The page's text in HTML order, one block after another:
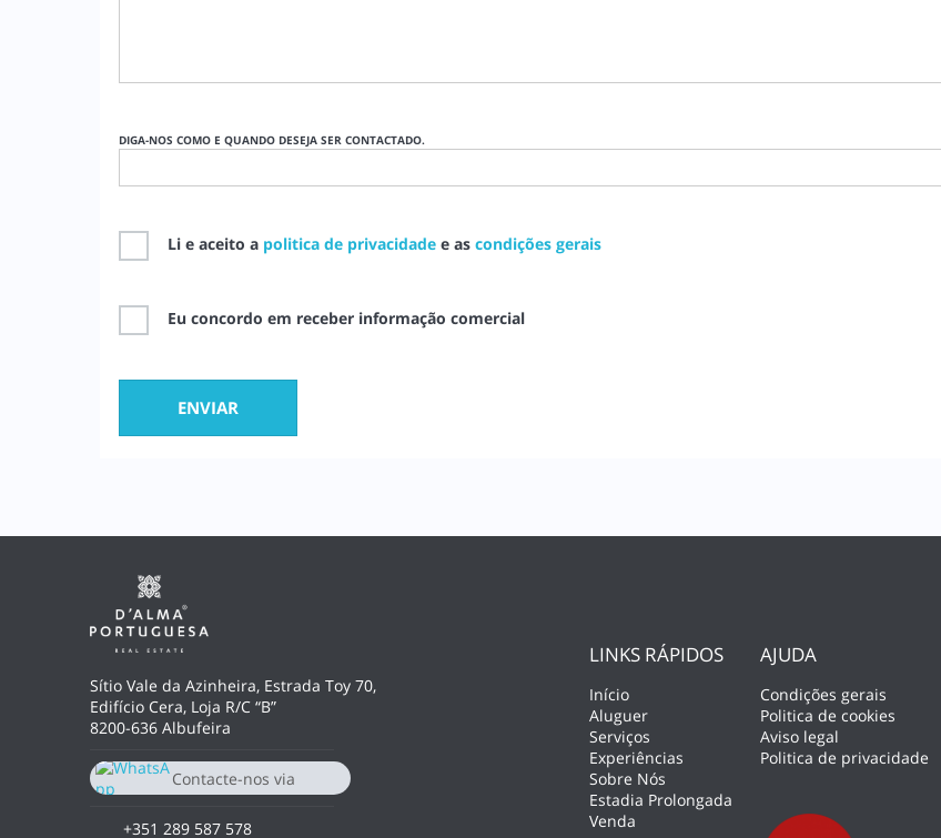
DIGA-NOS COMO E QUANDO DESEJA SER CONTACTADO.
Li e aceito a politica de privacidade e as condições gerais
Eu concordo em receber informação comercial
Sítio Vale da Azinheira, Estrada Toy 70,
Edifício Cera, Loja R/C “B”
8200-636 Albufeira
Contacte-nos via
Whatsapp
+351 289 587 578
LINKS RÁPIDOS
Início
Aluguer
Serviços
Experiências
Sobre Nós
Estadia Prolongada
Venda
AJUDA
Condições gerais
Politica de cookies
Aviso legal
Politica de privacidade